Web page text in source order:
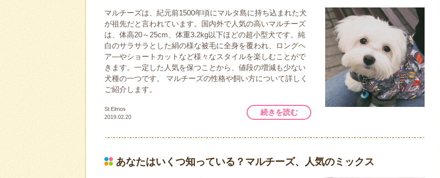
マルチーズは、紀元前1500年頃にマルタ島に持ち込まれた犬
が祖先だと言われています。国内外で人気の高いマルチーズ
は、体高20～25cm、体重3.2kg以下ほどの超小型犬です。純
白のサラサラとした絹の様な被毛に全身を覆われ、ロングヘ
ア―やショートカットなど様々なスタイルを楽しむことがで
きます。一定した人気を保つことから、値段の増減も少ない
犬種の一つです。 マルチーズの性格や飼い方について詳しく
ご紹介します。
続きを読む
St.Elmos
2019.02.20
あなたはいくつ知っている？マルチーズ、人気のミックス